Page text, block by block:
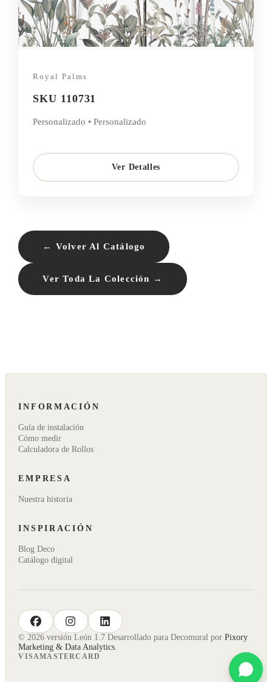
Royal Palms
SKU 110731
Personalizado • Personalizado
Ver Detalles
← Volver Al Catálogo
Ver Toda La Colección →
INFORMACIÓN
Guía de instalación
Cómo medir
Calculadora de Rollos
EMPRESA
Nuestra historia
INSPIRACIÓN
Blog Deco
Catálogo digital
facebook instagram linkedin
© 2026 versión León 1.7 Desarrollado para Decomural porPixory
Marketing & Data Analytics
VISAMASTERCARD